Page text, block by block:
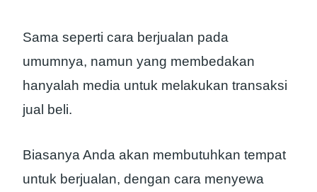
Sama seperti cara berjualan pada
umumnya, namun yang membedakan
hanyalah media untuk melakukan transaksi
jual beli.
Biasanya Anda akan membutuhkan tempat
untuk berjualan, dengan cara menyewa